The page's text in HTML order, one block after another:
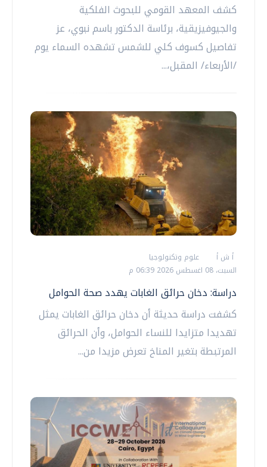
كشف المعهد القومي للبحوث الفلكية
والجيوفيزيقية، برئاسة الدكتور باسم نبوي، عز
تفاصيل كسوف كلي للشمس تشهده السماء يوم
/الأربعاء/ المقبل،...
أ ش أ
علوم وتكنولوجيا
السبت، 08 اغسطس 2026 06:39 م
دراسة: دخان حرائق الغابات يهدد صحة الحوامل
كشفت دراسة حديثة أن دخان حرائق الغابات يمثل
تهديدا متزايدا للنساء الحوامل، وأن الحرائق
المرتبطة بتغير المناخ تعرض مزيدا من...